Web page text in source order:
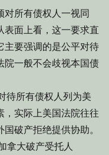
对所有债权人一视同
表面上看，这一要求直
主要强调的是公平对待
院一般不会歧视本国债
待所有债权人列为美
，实际上美国法院往往
破产拒绝提供协助。
拿大破产受托人